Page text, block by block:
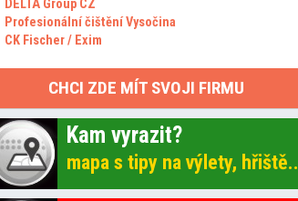
DELTA Group CZ
Profesionální čištění Vysočina
CK Fischer / Exim
CHCI ZDE MÍT SVOJI FIRMU
Kam vyrazit?
mapa s tipy na výlety, hřiště..